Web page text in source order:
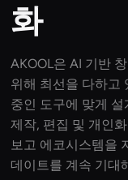
화
AKOOL은 AI 기반
위해 최선을 다하고
중인 도구에 맞게
제작, 편집 및 개인
보고 에코시스템을
데이트를 계속 기대